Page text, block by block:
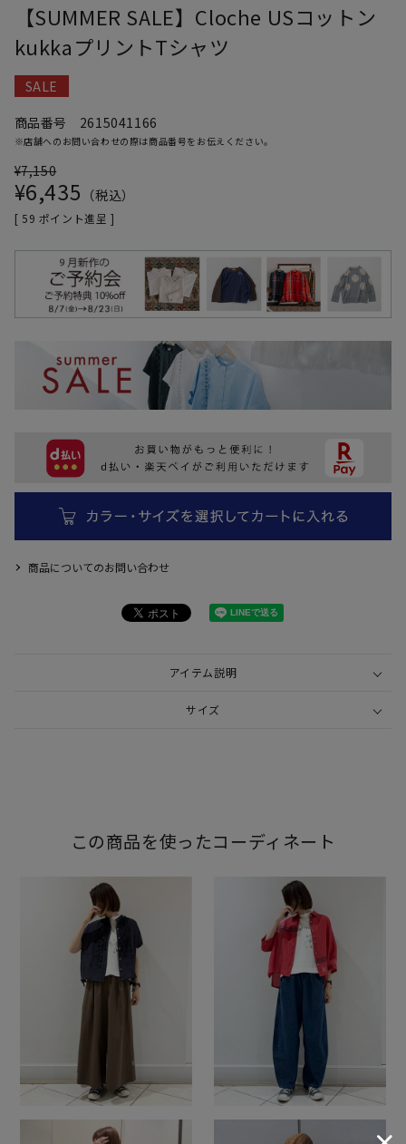
【SUMMER SALE】Cloche USコットン
kukkaプリントTシャツ
SALE
商品番号
2615041166
※店舗へのお問い合わせの際は商品番号をお伝えください。
¥7,150
¥6,435 税込
[ 59 ポイント進呈 ]
商品についてのお問い合わせ
アイテム説明
サイズ
この商品を使ったコーディネート